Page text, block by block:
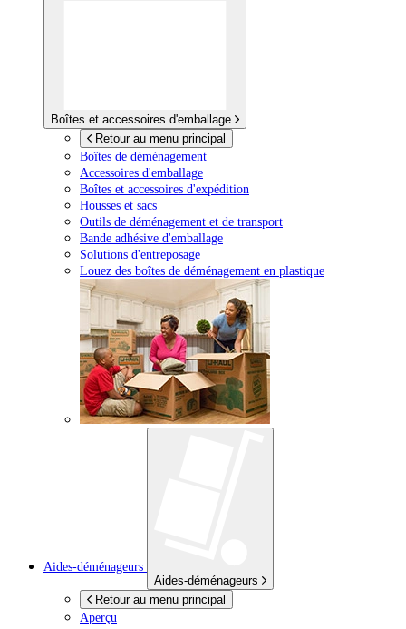
Boîtes et accessoires d'emballage
Retour au menu principal
Boîtes de déménagement
Accessoires d'emballage
Boîtes et accessoires d'expédition
Housses et sacs
Outils de déménagement et de transport
Bande adhésive d'emballage
Solutions d'entreposage
Louez des boîtes de déménagement en plastique
Aides-déménageurs
Aides-déménageurs
Retour au menu principal
Aperçu